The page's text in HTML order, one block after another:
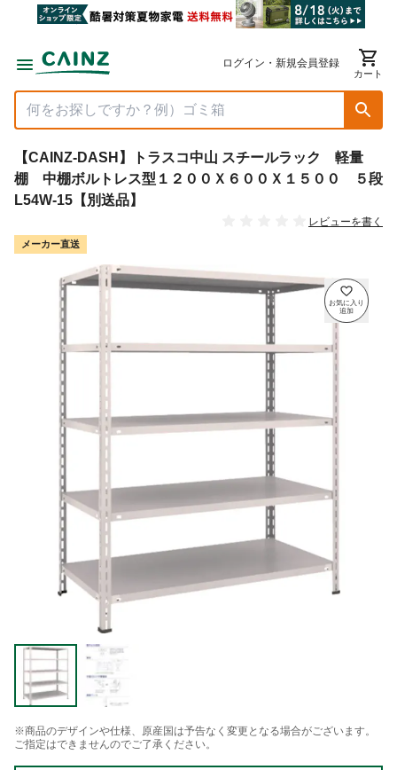
ログイン・新規会員登録
カート
【CAINZ-DASH】トラスコ中山 スチールラック 軽量
棚 中棚ボルトレス型１２００Ｘ６００Ｘ１５００ ５段
L54W-15【別送品】
レビューを書く
メーカー直送
※商品のデザインや仕様、原産国は予告なく変更となる場合がございます。
ご指定はできませんのでご了承ください。